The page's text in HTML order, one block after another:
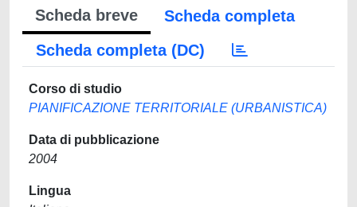
Scheda breve
Scheda completa
Scheda completa (DC)
Corso di studio
PIANIFICAZIONE TERRITORIALE (URBANISTICA)
Data di pubblicazione
2004
Lingua